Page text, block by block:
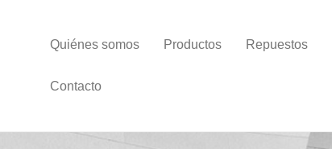
Quiénes somos Productos Repuestos
Contacto